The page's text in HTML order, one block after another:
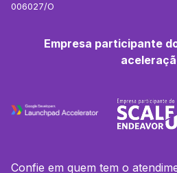
006027/O
Empresa participante
Confie em quem tem o